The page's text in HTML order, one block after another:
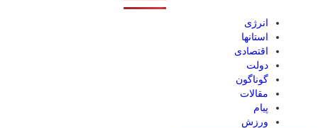
انرژی
استانها
اقتصادی
دولت
گوناگون
مقالات
پیام
ورزش